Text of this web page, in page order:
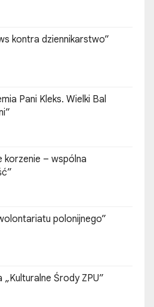
kontra dziennikarstwo”
Pani Kleks. Wielki Bal
korzenie – wspólna
polonijnego”
„Kulturalne Środy ZPU”